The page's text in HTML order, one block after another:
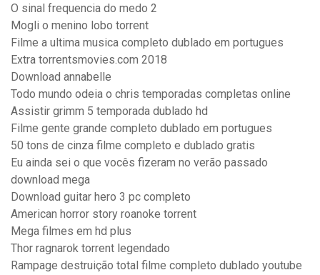
O sinal frequencia do medo 2
Mogli o menino lobo torrent
Filme a ultima musica completo dublado em portugues
Extra torrentsmovies.com 2018
Download annabelle
Todo mundo odeia o chris temporadas completas online
Assistir grimm 5 temporada dublado hd
Filme gente grande completo dublado em portugues
50 tons de cinza filme completo e dublado gratis
Eu ainda sei o que vocês fizeram no verão passado
download mega
Download guitar hero 3 pc completo
American horror story roanoke torrent
Mega filmes em hd plus
Thor ragnarok torrent legendado
Rampage destruição total filme completo dublado youtube